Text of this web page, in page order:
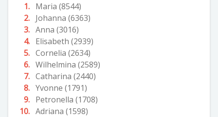
Maria (8544)
Johanna (6363)
Anna (3016)
Elisabeth (2939)
Cornelia (2634)
Wilhelmina (2589)
Catharina (2440)
Yvonne (1791)
Petronella (1708)
Adriana (1598)